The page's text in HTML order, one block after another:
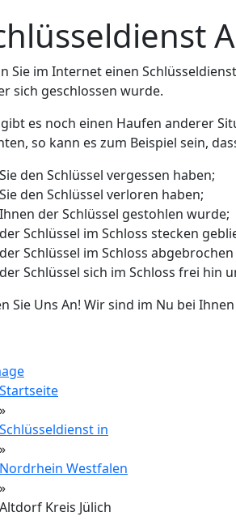
Sie im Internet einen
sich geschlossen wurde.
es noch einen Haufen anderer
so kann es zum Beispiel sein,
Sie den Schlüssel vergessen haben;
Sie den Schlüssel verloren haben;
Ihnen der Schlüssel gestohlen wurde;
der Schlüssel im Schloss stecken
der Schlüssel im Schloss abgebrochen
der Schlüssel sich im Schloss frei hin
Sie Uns An! Wir sind im Nu bei
Startseite
»
Schlüsseldienst in
»
Nordrhein Westfalen
»
Altdorf Kreis Jülich